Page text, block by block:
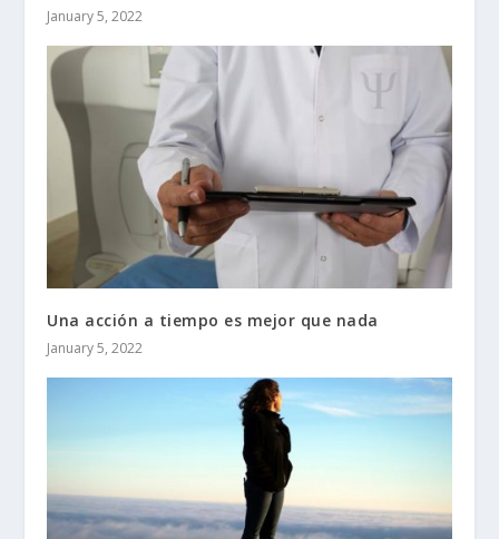
January 5, 2022
Una acción a tiempo es mejor que nada
January 5, 2022